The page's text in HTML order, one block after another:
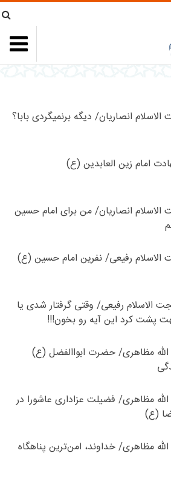
انصاریان/ دیگه برنمیگردی بابا؟
امام زین العابدین (ع)
انصاریان/ من برای امام حسین
رفیعی/ نفرین امام حسین (ع)
الاسلام رفیعی/ وقتی گرفتار شدی یا
پشت کرد این آیه رو بخون!!!
مظاهری/ حضرت ابواالفضل (ع)
مظاهری/ فضیلت عزاداری عاشورا در
(ع)
مظاهری/ خداوند، امن‌ترین پناهگاه